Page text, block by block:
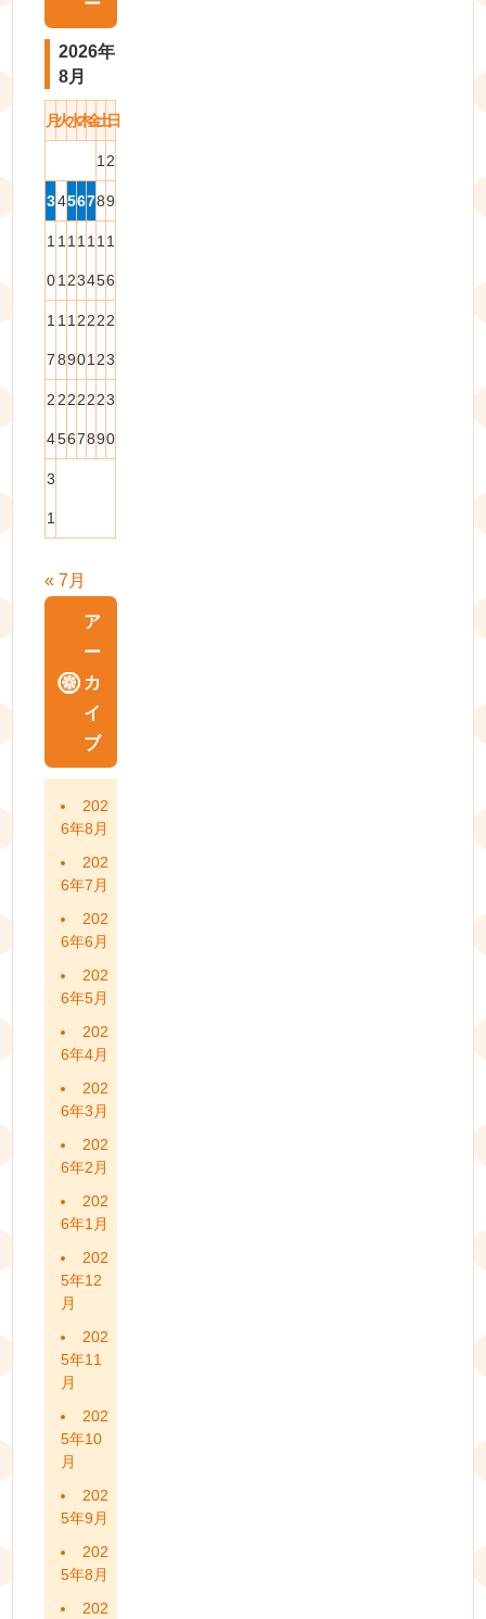
ー
2026年
8月
月火水木金土日
1 2
3456789
1
0
1
1
1
2
1
3
1
4
1
5
1
6
1
7
1
8
1
9
2
0
2
1
2
2
2
3
2
4
2
5
2
6
2
7
2
8
2
9
3
0
3
1
« 7月
ア
ー
カ
イ
ブ
202
6年8月
202
6年7月
202
6年6月
202
6年5月
202
6年4月
202
6年3月
202
6年2月
202
6年1月
202
5年12
月
202
5年11
月
202
5年10
月
202
5年9月
202
5年8月
202